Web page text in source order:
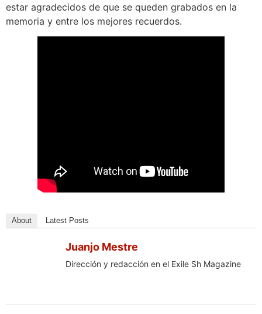
estar agradecidos de que se queden grabados en la
memoria y entre los mejores recuerdos.
About Latest Posts
Juanjo Mestre
Dirección y redacción en el Exile Sh Magazine